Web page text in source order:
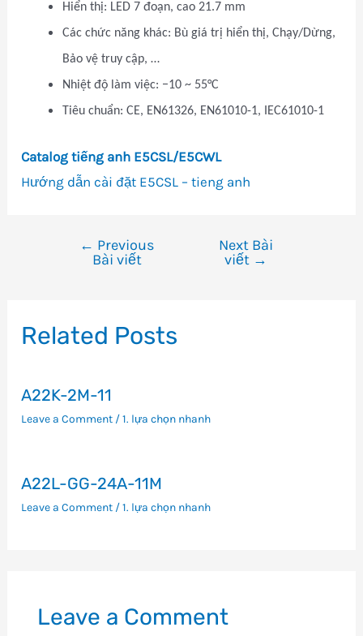
Hiển thị: LED 7 đoạn, cao 21.7 mm
Các chức năng khác: Bù giá trị hiển thị, Chạy/Dừng,
Bảo vệ truy cập, …
Nhiệt độ làm việc: −10 ~ 55°C
Tiêu chuẩn: CE, EN61326, EN61010-1, IEC61010-1
Catalog tiếng anh E5CSL/E5CWL
Hướng dẫn cài đặt E5CSL – tieng anh
viết
← Previous
Bài viết
Next Bài
viết →
Related Posts
A22K-2M-11
Leave a Comment /1. lựa chọn nhanh
A22L-GG-24A-11M
Leave a Comment /1. lựa chọn nhanh
Leave a Comment